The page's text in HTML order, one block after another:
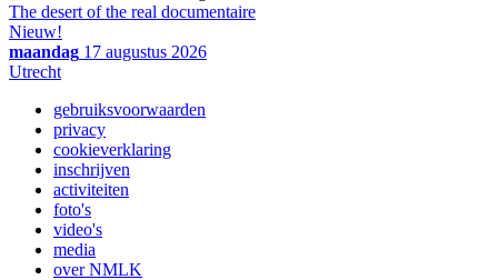
The desert of the real documentaire
Nieuw!
maandag 17 augustus 2026
Utrecht
gebruiksvoorwaarden
privacy
cookieverklaring
inschrijven
activiteiten
foto's
video's
media
over NMLK